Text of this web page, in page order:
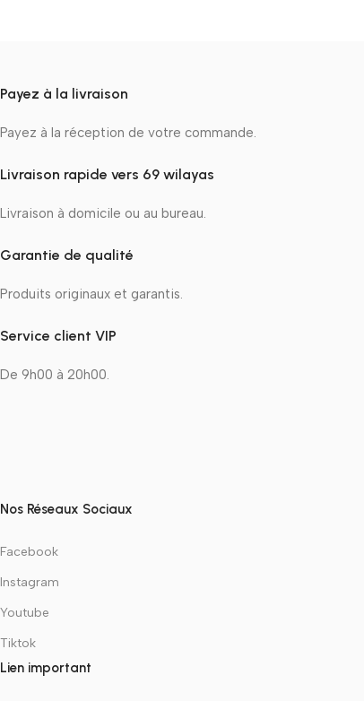
Payez à la livraison
Payez à la réception de votre commande.
Livraison rapide vers 69 wilayas
Livraison à domicile ou au bureau.
Garantie de qualité
Produits originaux et garantis.
Service client VIP
De 9h00 à 20h00.
Nos Réseaux Sociaux
Facebook
Instagram
Youtube
Tiktok
Lien important